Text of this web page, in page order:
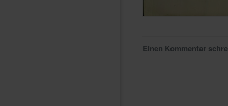
Einen Kommentar